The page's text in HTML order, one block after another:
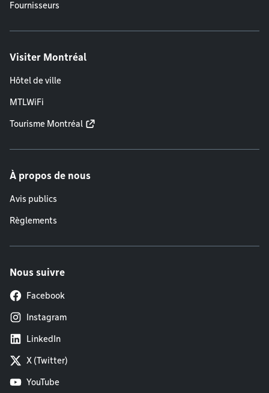
Fournisseurs
Visiter Montréal
Hôtel de ville
MTLWiFi
Tourisme Montréal
À propos de nous
Avis publics
Règlements
Nous suivre
Facebook
Instagram
LinkedIn
X (Twitter)
YouTube